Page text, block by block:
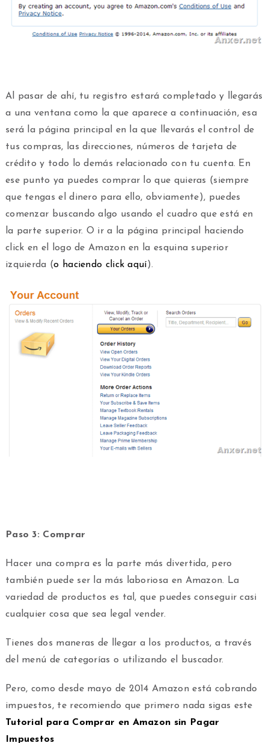
Al pasar de ahí, tu registro estará completado y llegarás
a una ventana como la que aparece a continuación, esa
será la página principal en la que llevarás el control de
tus compras, las direcciones, números de tarjeta de
crédito y todo lo demás relacionado con tu cuenta. En
ese punto ya puedes comprar lo que quieras (siempre
que tengas el dinero para ello, obviamente), puedes
comenzar buscando algo usando el cuadro que está en
la parte superior. O ir a la página principal haciendo
click en el logo de Amazon en la esquina superior
izquierda (o haciendo click aquí).
Paso 3: Comprar
Hacer una compra es la parte más divertida, pero
también puede ser la más laboriosa en Amazon. La
variedad de productos es tal, que puedes conseguir casi
cualquier cosa que sea legal vender.
Tienes dos maneras de llegar a los productos, a través
del menú de categorías o utilizando el buscador.
Pero, como desde mayo de 2014 Amazon está cobrando
impuestos, te recomiendo que primero nada sigas este
Tutorial para Comprar en Amazon sin Pagar
Impuestos